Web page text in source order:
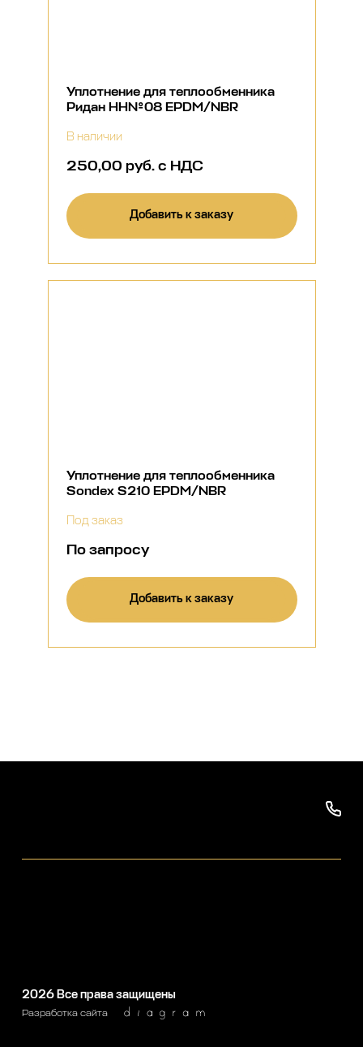
Уплотнение для теплообменника
Ридан НН№08 EPDM/NBR
В наличии
250,00 руб. с НДС
Добавить к заказу
Уплотнение для теплообменника
Sondex S210 EPDM/NBR
Под заказ
По запросу
Добавить к заказу
2026Все права защищены
Разработка сайта